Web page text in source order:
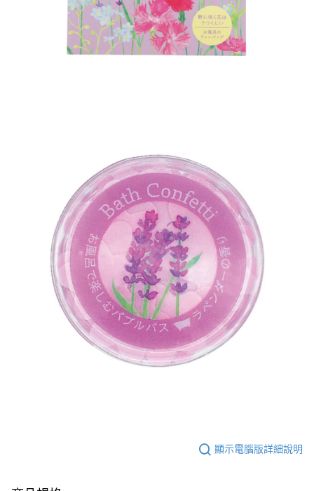
顯示電腦版詳細說明